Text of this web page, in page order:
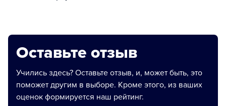
Оставьте отзыв
Учились здесь? Оставьте отзыв, и, может быть, это
поможет другим в выборе. Кроме этого, из ваших
оценок формируется наш рейтинг.